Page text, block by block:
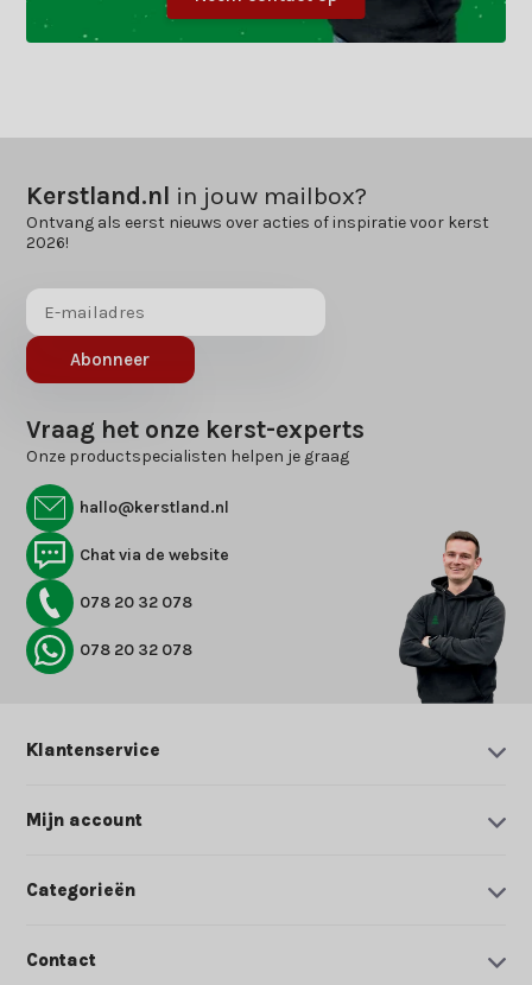
Kerstland.nl in jouw mailbox?
Ontvang als eerst nieuws over acties of inspiratie voor kerst
2026!
Abonneer
Vraag het onze kerst-experts
Onze productspecialisten helpen je graag
hallo@kerstland.nl
Chat via de website
078 20 32 078
078 20 32 078
Klantenservice
Mijn account
Categorieën
Contact